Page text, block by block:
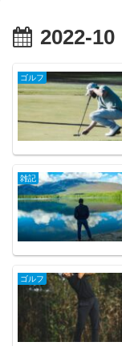
2022-10
ゴルフ
雑記
ゴルフ